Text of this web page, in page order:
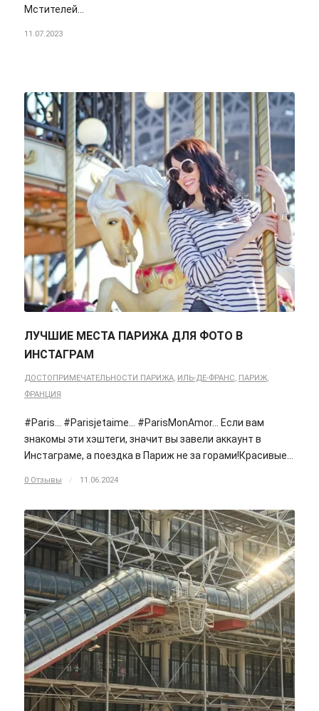
Мстителей…
11.07.2023
ЛУЧШИЕ МЕСТА ПАРИЖА ДЛЯ ФОТО В
ИНСТАГРАМ
ДОСТОПРИМЕЧАТЕЛЬНОСТИ ПАРИЖА, ИЛЬ-ДЕ-ФРАНС, ПАРИЖ,
ФРАНЦИЯ
#Paris… #Parisjetaime… #ParisMonAmor… Если вам
знакомы эти хэштеги, значит вы завели аккаунт в
Инстаграме, а поездка в Париж не за горами!Красивые…
0 Отзывы / 11.06.2024